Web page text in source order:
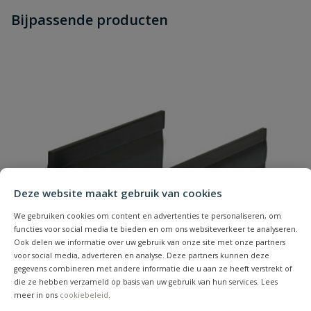
Deze website maakt gebruik van cookies
We gebruiken cookies om content en advertenties te personaliseren, om
functies voor social media te bieden en om ons websiteverkeer te analyseren.
Ook delen we informatie over uw gebruik van onze site met onze partners
voor social media, adverteren en analyse. Deze partners kunnen deze
gegevens combineren met andere informatie die u aan ze heeft verstrekt of
die ze hebben verzameld op basis van uw gebruik van hun services. Lees
meer in ons cookiebeleid
dit product?
Schrijf zelf een beoordeling
Naam
Samenvatting
Beoordeling
Bijpassende producten